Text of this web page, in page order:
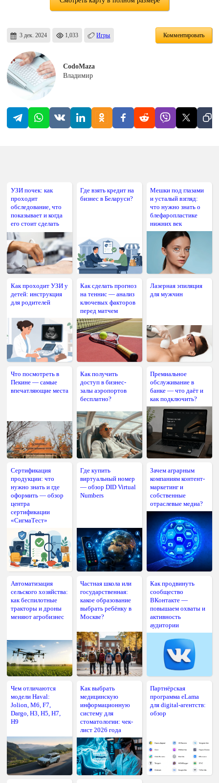
3 дек. 2024 1,033 Игры Комментировать
CodoMaza
Владимир
УЗИ почек: как
проходит
обследование, что
показывает и когда
его стоит сделать
Где взять кредит на
бизнес в Беларуси?
Мешки под глазами
и усталый взгляд:
что нужно знать о
блефаропластике
нижних век
Как проходит УЗИ у
детей: инструкция
для родителей
Как сделать прогноз
на теннис — анализ
ключевых факторов
перед матчем
Лазерная эпиляция
для мужчин
Что посмотреть в
Пекине — самые
впечатляющие места
Как получить
доступ в бизнес-
залы аэропортов
бесплатно?
Премиальное
обслуживание в
банке — что даёт и
как подключить?
Сертификация
продукции: что
нужно знать и где
оформить — обзор
центра
сертификации
«СигмаТест»
Где купить
виртуальный номер
— обзор DID Virtual
Numbers
Зачем аграрным
компаниям контент-
маркетинг и
собственные
отраслевые медиа?
Автоматизация
сельского хозяйства:
как беспилотные
тракторы и дроны
меняют агробизнес
Частная школа или
государственная:
какое образование
выбрать ребёнку в
Москве?
Как продвинуть
сообщество
ВКонтакте —
повышаем охваты и
активность
аудитории
Чем отличаются
модели Haval:
Jolion, M6, F7,
Dargo, H3, H5, H7,
H9
Как выбрать
медицинскую
информационную
систему для
стоматологии: чек-
лист 2026 года
Партнёрская
программа eLama
для digital-агентств:
обзор